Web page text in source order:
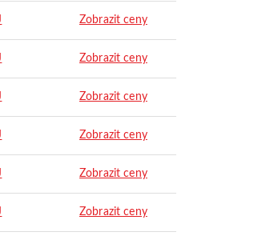
Zobrazit ceny
Zobrazit ceny
Zobrazit ceny
Zobrazit ceny
Zobrazit ceny
Zobrazit ceny